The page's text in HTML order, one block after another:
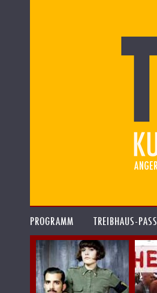
PROGRAMM TREIBHAUS-PASS